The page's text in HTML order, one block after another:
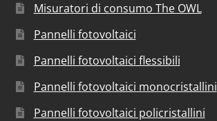
Misuratori di consumo The OWL
Pannelli fotovoltaici
Pannelli fotovoltaici flessibili
Pannelli fotovoltaici monocristallini
Pannelli fotovoltaici policristallini